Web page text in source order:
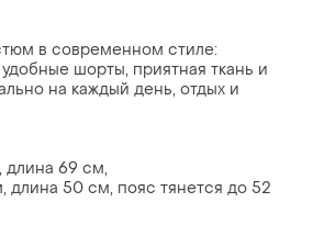
в современном стиле:
шорты, приятная ткань и
на каждый день, отдых и
длина 69 см,
50 см, пояс тянется до 52